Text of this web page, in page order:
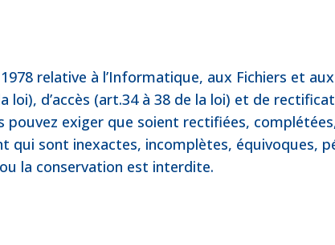
relative à l’Informatique, aux Fichiers et
loi), d’accès (art.34 à 38 de la loi) et de
pouvez exiger que soient rectifiées,
qui sont inexactes, incomplètes, équivoques,
la conservation est interdite.